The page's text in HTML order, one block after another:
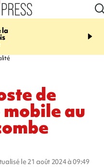
la
07:23
route du Littoral
de
au
le 21 août 2024 à 09:49